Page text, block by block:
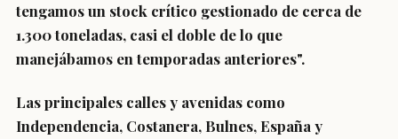
tengamos un stock crítico gestionado de cerca de
1.300 toneladas, casi el doble de lo que
manejábamos en temporadas anteriores".
Las principales calles y avenidas como
Independencia, Costanera, Bulnes, España y